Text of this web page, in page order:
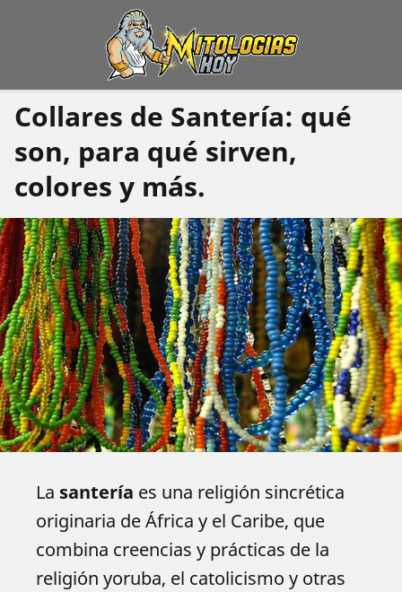
Collares de Santería: qué
son, para qué sirven,
colores y más.
La santería es una religión sincrética
originaria de África y el Caribe, que
combina creencias y prácticas de la
religión yoruba, el catolicismo y otras